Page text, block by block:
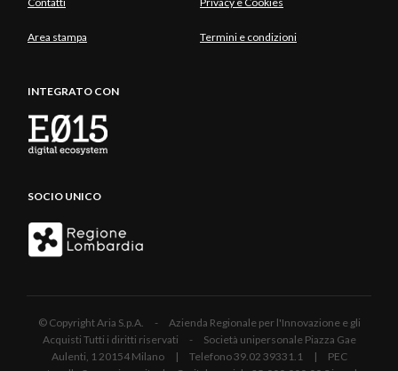
Area stampa Termini e condizioni
INTEGRATO CON
SOCIO UNICO
© Copyright Aria S.p.A. - Azienda Regionale per l'Innovazione e gli
Acquisti Tutti i diritti riservati - Società unipersonale Piazza Gae
Aulenti, 1 20154 Milano | Telefono 39.02 39331.1 | PEC